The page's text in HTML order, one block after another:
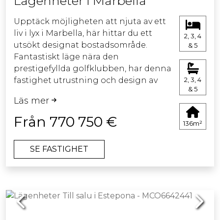
Upptäck möjligheten att njuta av ett
liv i lyx i Marbella, här hittar du ett
utsökt designat bostadsområde.
Fantastiskt läge nära den
prestigefyllda golfklubben, har denna
fastighet utrustning och design av
utsökta lägenheter och eleganta
villor, som alla erbjuder en unik
boendeupplevelse. Bostäderna på
bottenvåningen har privata pooler,
och även takvåningarna har ett
omfattar en pool på bottenvåningen,
en första våning och ett härligt
Läs mer
Från 770 750 €
SE FASTIGHET
2, 3, 4
& 5
2, 3, 4
& 5
136m²
Previous Next